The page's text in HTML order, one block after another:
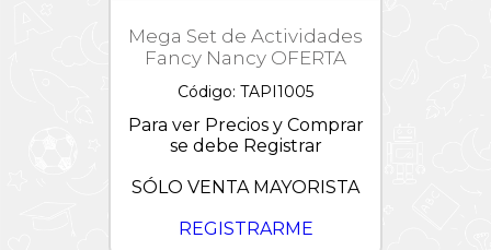
Mega Set de Actividades
Fancy Nancy OFERTA
Código: TAPI1005
Para ver Precios y Comprar
se debe Registrar
SÓLO VENTA MAYORISTA
REGISTRARME